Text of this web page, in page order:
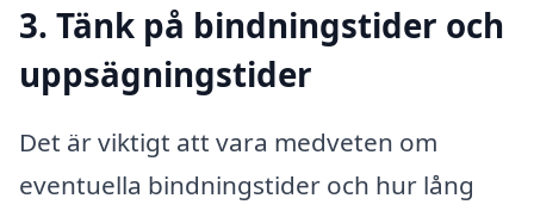
3. Tänk på bindningstider och
uppsägningstider
Det är viktigt att vara medveten om
eventuella bindningstider och hur lång